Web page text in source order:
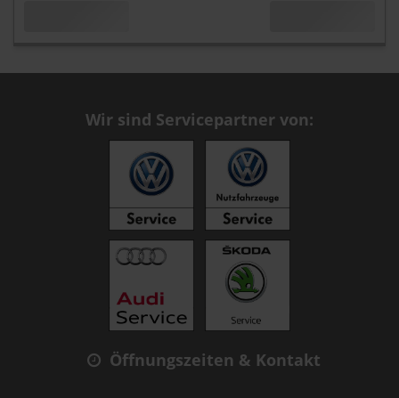
Wir sind Servicepartner von:
Öffnungszeiten & Kontakt